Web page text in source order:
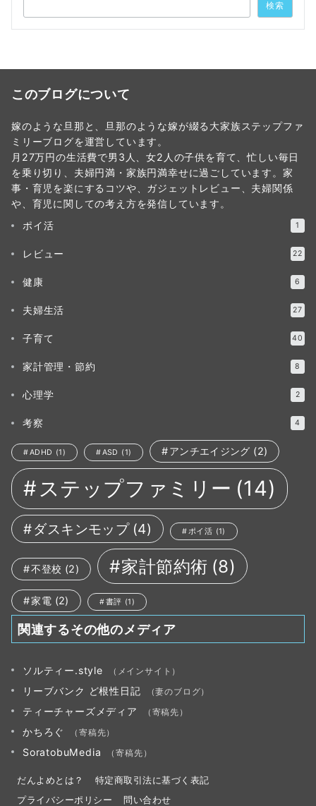
検索
このブログについて
嫁のような旦那と、旦那のような嫁が綴る大家族ステップファ
ミリーブログを運営しています。
月27万円の生活費で男3人、女2人の子供を育て、忙しい毎日
を乗り切り、夫婦円満・家族円満幸せに過ごしています。家
事・育児を楽にするコツや、ガジェットレビュー、夫婦関係
や、育児に関しての考え方を発信しています。
ポイ活
1
レビュー 22
健康 6
夫婦生活 27
子育て 40
家計管理・節約 8
心理学 2
考察 4
ADHD (1) ASD (1) アンチエイジング (2)
ステップファミリー (14)
ダスキンモップ (4) ポイ活 (1)
不登校 (2) 家計節約術 (8)
家電 (2) 書評 (1)
関連するその他のメディア
ソルティー.style （メインサイト）
リーブバンク ど根性日記 （妻のブログ）
ティーチャーズメディア （寄稿先）
かちろぐ （寄稿先）
SoratobuMedia （寄稿先）
だんよめとは？
特定商取引法に基づく表記
プライバシーポリシー
問い合わせ